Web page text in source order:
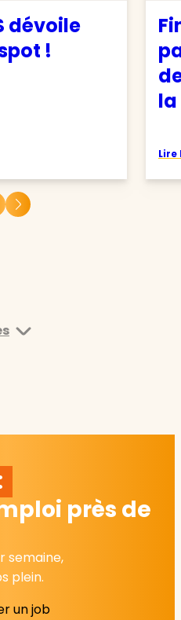
dévoile
!
la
près de
semaine,
plein.
un job